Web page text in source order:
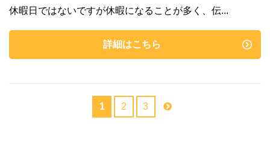
休暇日ではないですが休暇になることが多く、伝...
詳細はこちら
1 2 3